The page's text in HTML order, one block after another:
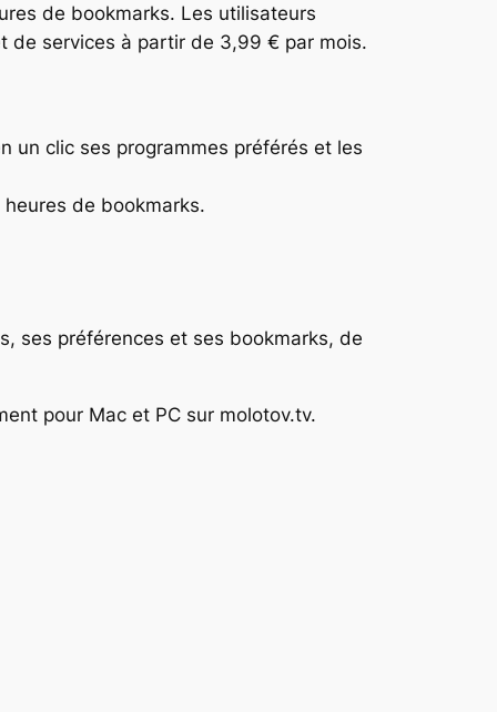
de bookmarks. Les utilisateurs
de services à partir de 3,99 € par mois.
un clic ses programmes préférés et les
de bookmarks.
ses préférences et ses bookmarks, de
pour Mac et PC sur molotov.tv.